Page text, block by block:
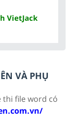
VietJack
VÀ PHỤ
thi file word có